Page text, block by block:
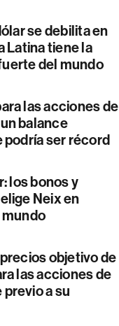
se debilita en
Latina tiene la
del mundo
las acciones de
balance
ser récord
los bonos y
Neix en
objetivo de
las acciones de
a su